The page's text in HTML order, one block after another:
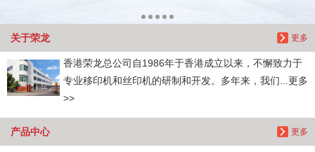
更多
关于荣龙
香港荣龙总公司自1986年于香港成立以来，不懈致力于
专业移印机和丝印机的研制和开发。多年来，我们...更多
>>
更多
产品中心